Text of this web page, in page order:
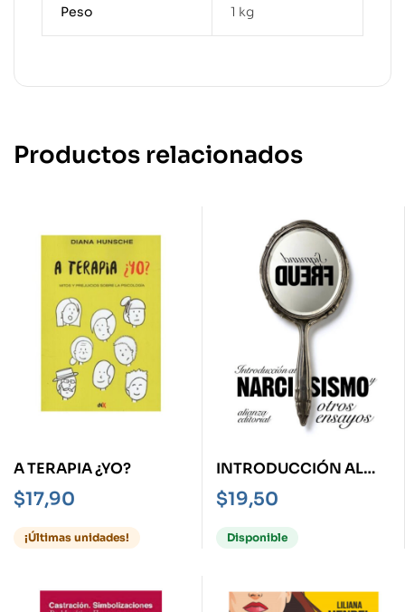
Peso 1 kg
Productos relacionados
A TERAPIA ¿YO?
$17,90
¡Últimas unidades!
INTRODUCCIÓN AL
NARCISISMO Y OTROS
ENSAYOS
$19,50
Disponible